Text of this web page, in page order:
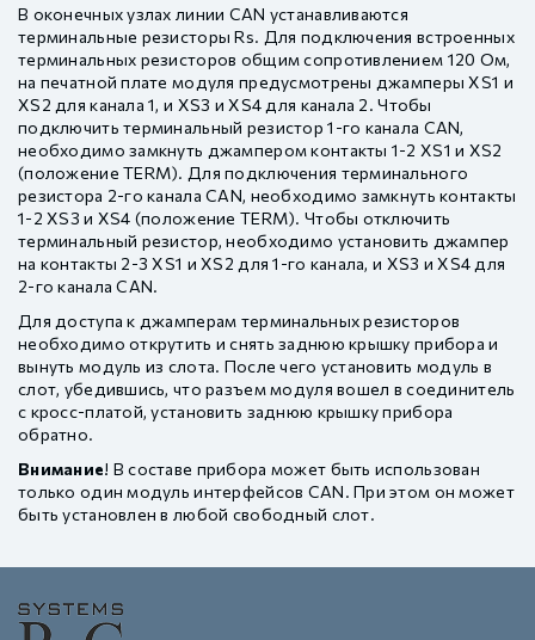
В оконечных узлах линии CAN устанавливаются
терминальные резисторы Rs. Для подключения встроенных
терминальных резисторов общим сопротивлением 120 Ом,
на печатной плате модуля предусмотрены джамперы XS1 и
XS2 для канала 1, и XS3 и XS4 для канала 2. Чтобы
подключить терминальный резистор 1-го канала CAN,
необходимо замкнуть джампером контакты 1-2 XS1 и XS2
(положение TERM). Для подключения терминального
резистора 2-го канала CAN, необходимо замкнуть контакты
1-2 XS3 и XS4 (положение TERM). Чтобы отключить
терминальный резистор, необходимо установить джампер
на контакты 2-3 XS1 и XS2 для 1-го канала, и XS3 и XS4 для
2-го канала CAN.
Для доступа к джамперам терминальных резисторов
необходимо открутить и снять заднюю крышку прибора и
вынуть модуль из слота. После чего установить модуль в
слот, убедившись, что разъем модуля вошел в соединитель
с кросс-платой, установить заднюю крышку прибора
обратно.
Внимание! В составе прибора может быть использован
только один модуль интерфейсов CAN. При этом он может
быть установлен в любой свободный слот.